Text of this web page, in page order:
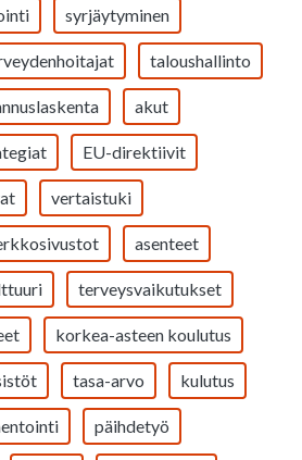
syrjäytyminen
taloushallinto
akut
EU-direktiivit
vertaistuki
asenteet
terveysvaikutukset
korkea-asteen koulutus
tasa-arvo kulutus
päihdetyö